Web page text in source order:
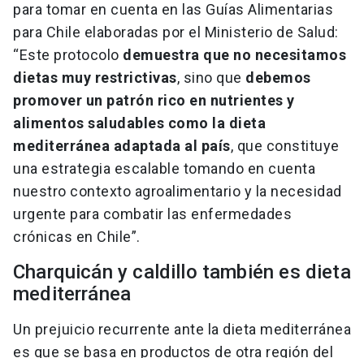
para tomar en cuenta en las Guías Alimentarias
para Chile elaboradas por el Ministerio de Salud:
“Este protocolo demuestra que no necesitamos
dietas muy restrictivas, sino que debemos
promover un patrón rico en nutrientes y
alimentos saludables como la dieta
mediterránea adaptada al país, que constituye
una estrategia escalable tomando en cuenta
nuestro contexto agroalimentario y la necesidad
urgente para combatir las enfermedades
crónicas en Chile”.
Charquicán y caldillo también es dieta
mediterránea
Un prejuicio recurrente ante la dieta mediterránea
es que se basa en productos de otra región del